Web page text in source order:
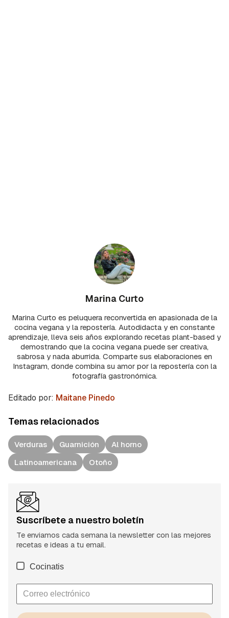
Marina Curto
Marina Curto es peluquera reconvertida en apasionada de la
cocina vegana y la repostería. Autodidacta y en constante
aprendizaje, lleva seis años explorando recetas plant-based y
demostrando que la cocina vegana puede ser creativa,
sabrosa y nada aburrida. Comparte sus elaboraciones en
Instagram, donde combina su amor por la repostería con la
fotografía gastronómica.
Editado por: Maitane Pinedo
Temas relacionados
Verduras Guarnición
Al horno
Latinoamericana
Otoño
Suscríbete a nuestro boletín
Te enviamos cada semana la newsletter con las mejores
recetas e ideas a tu email.
Cocinatis